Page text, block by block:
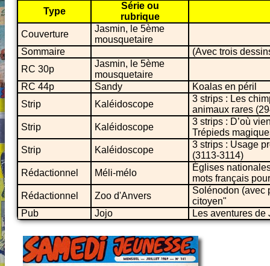
Type
Série ou
rubrique
Couverture
Jasmin, le 5ème
mousquetaire
Sommaire
(Avec trois
RC 30p
Jasmin, le 5ème
mousquetaire
RC 44p
Sandy
Koalas en péril
Strip
Kaléidoscope
3 strips : Les
animaux rares
Strip
Kaléidoscope
3 strips : D’où
Trépieds
Strip
Kaléidoscope
3 strips : Usage
(3113-3114)
Rédactionnel
Méli-mélo
Églises
mots français
Rédactionnel
Zoo d'Anvers
Solénodon (avec
citoyen"
Pub
Jojo Les aventures